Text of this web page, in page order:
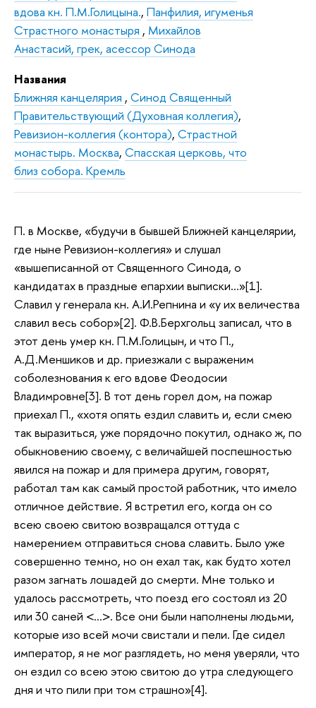
вдова кн. П.М.Голицына., Панфилия, игуменья
Страстного монастыря , Михайлов
Анастасий, грек, асессор Синода
Названия
Ближняя канцелярия , Синод Священный
Правительствующий (Духовная коллегия),
Ревизион-коллегия (контора), Страстной
монастырь. Москва, Спасская церковь, что
близ собора. Кремль
П. в Москве, «будучи в бывшей Ближней канцелярии,
где ныне Ревизион-коллегия» и слушал
«вышеписанной от Священного Синода, о
кандидатах в праздные епархии выписки…»[1].
Славил у генерала кн. А.И.Репнина и «у их величества
славил весь собор»[2]. Ф.В.Берхгольц записал, что в
этот день умер кн. П.М.Голицын, и что П.,
А.Д.Меншиков и др. приезжали с выраженим
соболезнования к его вдове Феодосии
Владимровне[3]. В тот день горел дом, на пожар
приехал П., «хотя опять ездил славить и, если смею
так выразиться, уже порядочно покутил, однако ж, по
обыкновению своему, с величайшей поспешностью
явился на пожар и для примера другим, говорят,
работал там как самый простой работник, что имело
отличное действие. Я встретил его, когда он со
всею своею свитою возвращался оттуда с
намерением отправиться снова славить. Было уже
совершенно темно, но он ехал так, как будто хотел
разом загнать лошадей до смерти. Мне только и
удалось рассмотреть, что поезд его состоял из 20
или 30 саней <…>. Все они были наполнены людьми,
которые изо всей мочи свистали и пели. Где сидел
император, я не мог разглядеть, но меня уверяли, что
он ездил со всею этою свитою до утра следующего
дня и что пили при том страшно»[4].